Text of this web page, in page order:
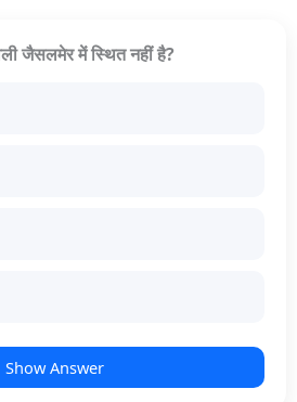
जैसलमेर में स्थित नहीं है?
Show Answer